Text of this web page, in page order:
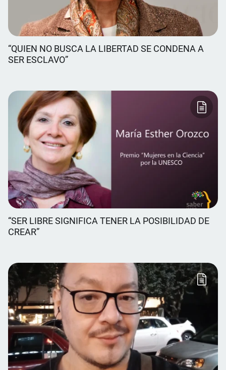
“QUIEN NO BUSCA LA LIBERTAD SE CONDENA A
SER ESCLAVO”
“SER LIBRE SIGNIFICA TENER LA POSIBILIDAD DE
CREAR”